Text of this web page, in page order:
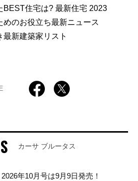
BEST住宅は? 最新住宅 2023
のお役立ち最新ニュース
新建築家リスト
カーサ ブルータス
年10月号は9月9日発売！